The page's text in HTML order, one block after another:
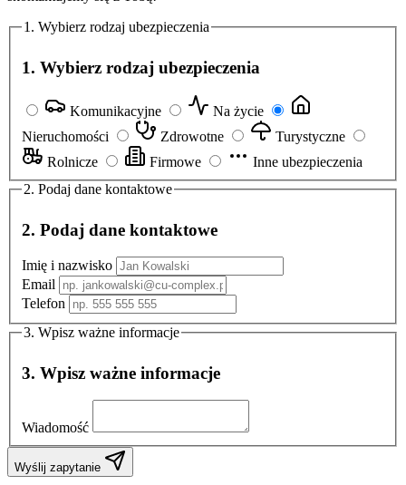
1. Wybierz rodzaj ubezpieczenia
1. Wybierz rodzaj ubezpieczenia
Komunikacyjne
Na życie
Nieruchomości
Zdrowotne
Turystyczne
Rolnicze
Firmowe
Inne ubezpieczenia
2. Podaj dane kontaktowe
2. Podaj dane kontaktowe
Imię i nazwisko
Email
Telefon
3. Wpisz ważne informacje
3. Wpisz ważne informacje
Wiadomość
Wyślij zapytanie